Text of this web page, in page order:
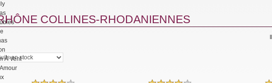
À Vent
COLLINES-RHODANIENNES